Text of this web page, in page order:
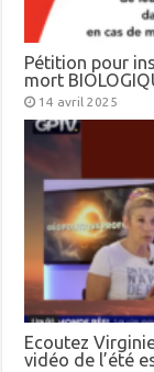
Pétition pour
mort
14 avril 2025
Ecoutez
vidéo de l’été